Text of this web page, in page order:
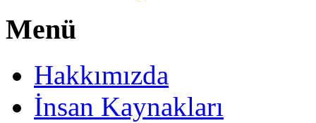
Menü
Hakkımızda
İnsan Kaynakları